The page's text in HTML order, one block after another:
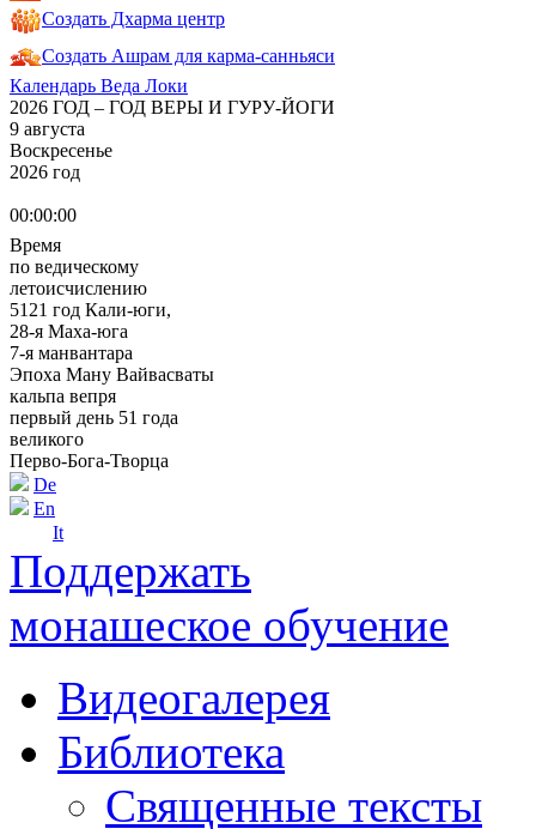
Создать Дхарма центр
Создать Ашрам для карма-санньяси
Календарь Веда Локи
2026 ГОД – ГОД ВЕРЫ И ГУРУ-ЙОГИ
9 августа
Воскресенье
2026 год
00:00:00
Время
по ведическому
летоисчислению
5121 год Кали-юги,
28-я Маха-юга
7-я манвантара
Эпоха Ману Вайвасваты
кальпа вепря
первый день 51 года
великого
Перво-Бога-Творца
De
En
It
Поддержать
монашеское обучение
Видеогалерея
Библиотека
Священные тексты